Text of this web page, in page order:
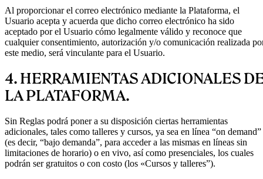
Al proporcionar el correo electrónico mediante la Plataforma, el
Usuario acepta y acuerda que dicho correo electrónico ha sido
aceptado por el Usuario cómo legalmente válido y reconoce que
cualquier consentimiento, autorización y/o comunicación realizada
este medio, será vinculante para el Usuario.
4. HERRAMIENTAS ADICIONALES
LA PLATAFORMA.
Sin Reglas podrá poner a su disposición ciertas herramientas
adicionales, tales como talleres y cursos, ya sea en línea “on demand”
(es decir, “bajo demanda”, para acceder a las mismas en líneas sin
limitaciones de horario) o en vivo, así como presenciales, los cuales
podrán ser gratuitos o con costo (los «Cursos y talleres”).